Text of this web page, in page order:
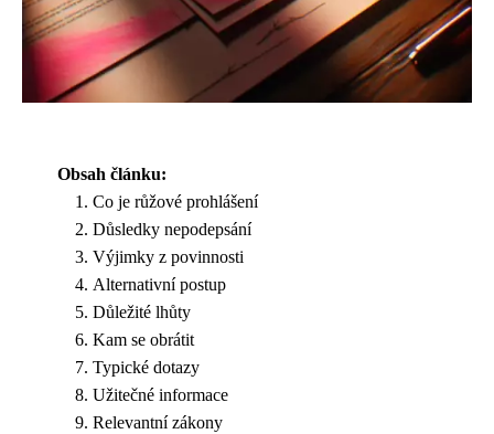
Obsah článku:
Co je růžové prohlášení
Důsledky nepodepsání
Výjimky z povinnosti
Alternativní postup
Důležité lhůty
Kam se obrátit
Typické dotazy
Užitečné informace
Relevantní zákony